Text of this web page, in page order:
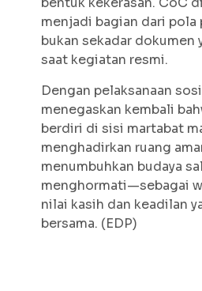
menjadi bagian dari pola
bukan sekadar dokumen
saat kegiatan resmi.
Dengan pelaksanaan
menegaskan kembali
berdiri di sisi martabat
menghadirkan ruang
menumbuhkan budaya
menghormati—sebagai
nilai kasih dan keadilan
bersama. (EDP)